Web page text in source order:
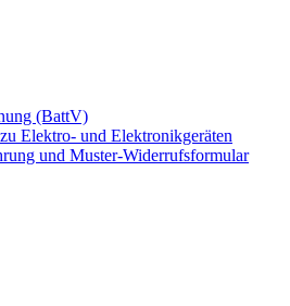
(BattV)
Elektro- und Elektronikgeräten
und Muster-Widerrufsformular